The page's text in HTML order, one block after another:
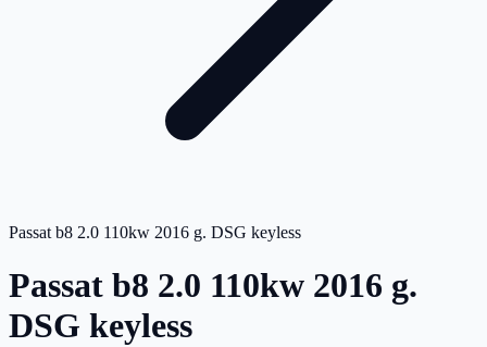
Passat b8 2.0 110kw 2016 g. DSG keyless
Passat b8 2.0 110kw 2016 g.
DSG keyless